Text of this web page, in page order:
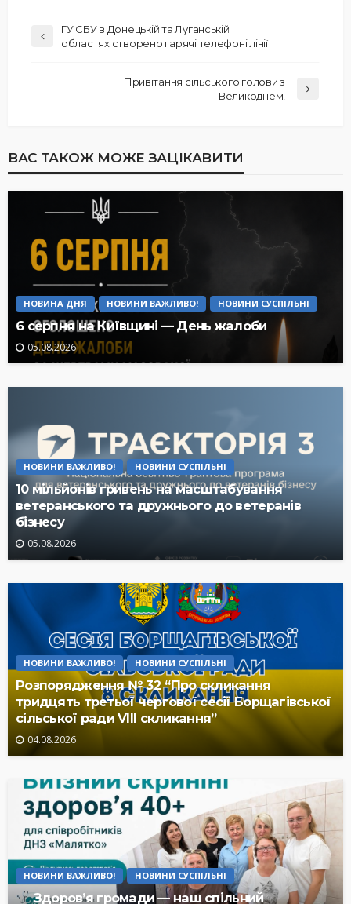
ГУ СБУ в Донецькій та Луганській
областях створено гарячі телефоні лінії
Привітання сільського голови з
Великоднем!
ВАС ТАКОЖ МОЖЕ ЗАЦІКАВИТИ
НОВИНА ДНЯ НОВИНИ ВАЖЛИВО! НОВИНИ СУСПІЛЬНІ
6 серпня на Київщині — День жалоби
05.08.2026
НОВИНИ ВАЖЛИВО! НОВИНИ СУСПІЛЬНІ
10 мільйонів гривень на масштабування
ветеранського та дружнього до ветеранів
бізнесу
05.08.2026
НОВИНИ ВАЖЛИВО! НОВИНИ СУСПІЛЬНІ
Розпорядження № 32 “Про скликання
тридцять третьої чергової сесії Борщагівської
сільської ради VIII скликання”
04.08.2026
НОВИНИ ВАЖЛИВО! НОВИНИ СУСПІЛЬНІ
Здоров’я громади — наш спільний